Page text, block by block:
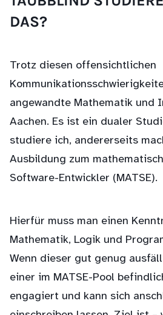
DAS?
Trotz diesen offensichtlichen
angewandte Mathematik und
Aachen. Es ist ein dualer
studiere ich, andererseits
Ausbildung zum
Software-Entwickler (MATSE).
Hierfür muss man einen
Mathematik, Logik und
Wenn dieser gut genug
einer im MATSE-Pool
engagiert und kann sich